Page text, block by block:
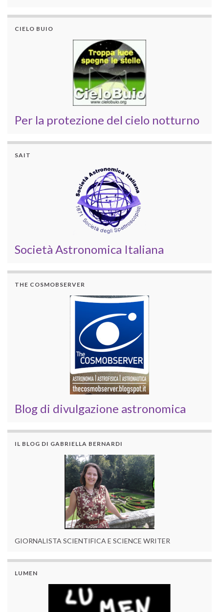
CIELO BUIO
Per la protezione del cielo notturno
SAIT
Società Astronomica Italiana
THE COSMOBSERVER
Blog di divulgazione astronomica
IL BLOG DI GABRIELLA BERNARDI
GIORNALISTA SCIENTIFICA E SCIENCE WRITER
LUMEN